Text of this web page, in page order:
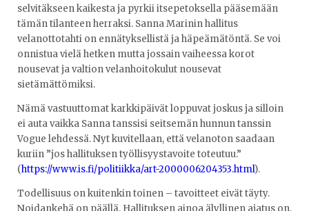
selvitäkseen kaikesta ja pyrkii itsepetoksella pääsemään
tämän tilanteen herraksi. Sanna Marinin hallitus
velanottotahti on ennätyksellistä ja häpeämätöntä. Se voi
onnistua vielä hetken mutta jossain vaiheessa korot
nousevat ja valtion velanhoitokulut nousevat
sietämättömiksi.
Nämä vastuuttomat karkkipäivät loppuvat joskus ja silloin
ei auta vaikka Sanna tanssisi seitsemän hunnun tanssin
Vogue lehdessä. Nyt kuvitellaan, että velanoton saadaan
kuriin ”jos hallituksen työllisyystavoite toteutuu.”
(https://www.is.fi/politiikka/art-2000006204353.html).
Todellisuus on kuitenkin toinen – tavoitteet eivät täyty.
Noidankehä on päällä. Hallituksen ainoa älyllinen ajatus on,